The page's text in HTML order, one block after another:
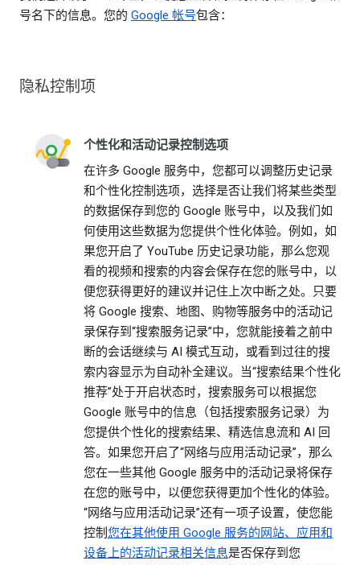
号名下的信息。您的 Google 帐号包含：
隐私控制项
个性化和活动记录控制选项
在许多 Google 服务中，您都可以调整历史记录
和个性化控制选项，选择是否让我们将某些类型
的数据保存到您的 Google 账号中，以及我们如
何使用这些数据为您提供个性化体验。例如，如
果您开启了 YouTube 历史记录功能，那么您观
看的视频和搜索的内容会保存在您的账号中，以
便您获得更好的建议并记住上次中断之处。只要
将 Google 搜索、地图、购物等服务中的活动记
录保存到“搜索服务记录”中，您就能接着之前中
断的会话继续与 AI 模式互动，或看到过往的搜
索内容显示为自动补全建议。当“搜索结果个性化
推荐”处于开启状态时，搜索服务可以根据您
Google 账号中的信息（包括搜索服务记录）为
您提供个性化的搜索结果、精选信息流和 AI 回
答。如果您开启了“网络与应用活动记录”，那么
您在一些其他 Google 服务中的活动记录将保存
在您的账号中，以便您获得更加个性化的体验。
“网络与应用活动记录”还有一项子设置，使您能
控制您在其他使用 Google 服务的网站、应用和
设备上的活动记录相关信息是否保存到您